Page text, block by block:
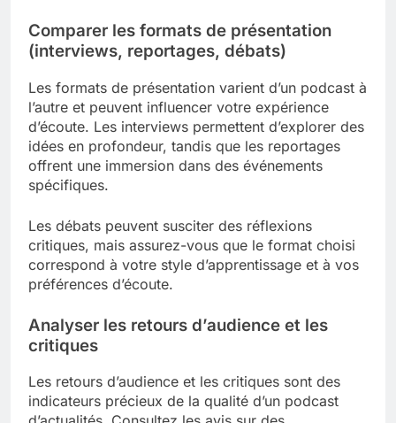
Comparer les formats de présentation
(interviews, reportages, débats)
Les formats de présentation varient d’un podcast à
l’autre et peuvent influencer votre expérience
d’écoute. Les interviews permettent d’explorer des
idées en profondeur, tandis que les reportages
offrent une immersion dans des événements
spécifiques.
Les débats peuvent susciter des réflexions
critiques, mais assurez-vous que le format choisi
correspond à votre style d’apprentissage et à vos
préférences d’écoute.
Analyser les retours d’audience et les
critiques
Les retours d’audience et les critiques sont des
indicateurs précieux de la qualité d’un podcast